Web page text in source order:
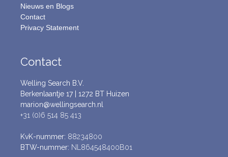
Nieuws en Blogs
Contact
Privacy Statement
Contact
Welling Search B.V.
Berkenlaantje 17 | 1272 BT Huizen
marion@wellingsearch.nl
+31 (0)6 514 85 413
KvK-nummer: 88234800
BTW-nummer: NL864548400B01